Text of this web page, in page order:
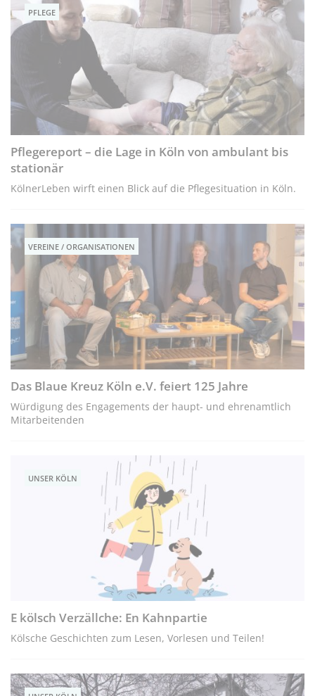
PFLEGE
Pflegereport – die Lage in Köln von ambulant bis
stationär
KölnerLeben wirft einen Blick auf die Pflegesituation in Köln.
VEREINE / ORGANISATIONEN
Das Blaue Kreuz Köln e.V. feiert 125 Jahre
Würdigung des Engagements der haupt- und ehrenamtlich
Mitarbeitenden
UNSER KÖLN
E kölsch Verzällche: En Kahnpartie
Kölsche Geschichten zum Lesen, Vorlesen und Teilen!